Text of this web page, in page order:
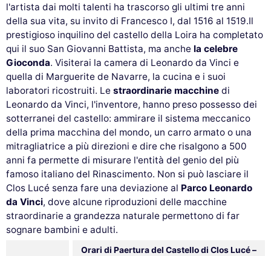
l'artista dai molti talenti ha trascorso gli ultimi tre anni
della sua vita, su invito di Francesco I, dal 1516 al 1519.Il
prestigioso inquilino del castello della Loira ha completato
qui il suo San Giovanni Battista, ma anche la celebre
Gioconda. Visiterai la camera di Leonardo da Vinci e
quella di Marguerite de Navarre, la cucina e i suoi
laboratori ricostruiti. Le straordinarie macchine di
Leonardo da Vinci, l'inventore, hanno preso possesso dei
sotterranei del castello: ammirare il sistema meccanico
della prima macchina del mondo, un carro armato o una
mitragliatrice a più direzioni e dire che risalgono a 500
anni fa permette di misurare l'entità del genio del più
famoso italiano del Rinascimento. Non si può lasciare il
Clos Lucé senza fare una deviazione al Parco Leonardo
da Vinci, dove alcune riproduzioni delle macchine
straordinarie a grandezza naturale permettono di far
sognare bambini e adulti.
Orari di Paertura del Castello di Clos Lucé –